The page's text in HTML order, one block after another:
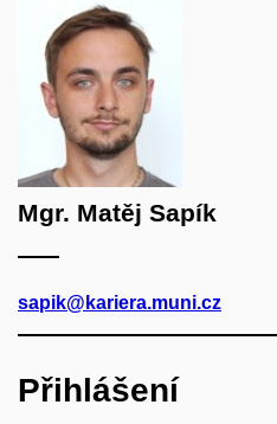
Mgr. Matěj Sapík
sapik@kariera.muni.cz
Přihlášení